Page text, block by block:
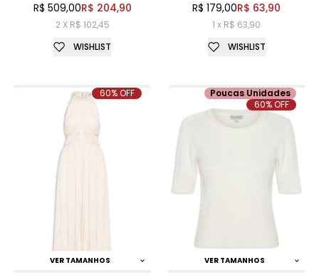
R$ 509,00R$ 204,90
2 X R$ 102,45
WISHLIST
R$ 179,00R$ 63,90
1 x R$ 63,90
WISHLIST
VER TAMANHOS
60% OFF
VER TAMANHOS
Poucas Unidades
60% OFF